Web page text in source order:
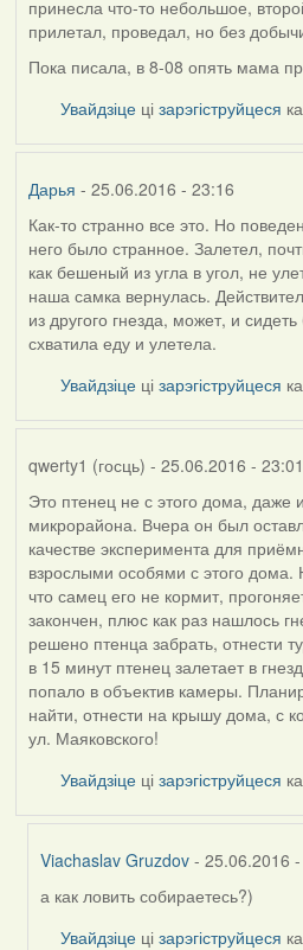
принесла что-то небольшое,
прилетал, проведал, но без
Пока писала, в 8-08 опять мама
Увайдзіце цізарэгіструйцеся
Дарья - 25.06.2016 - 23:16
Как-то странно все это. Но
него было странное. Залетел,
как бешеный из угла в угол, не
наша самка вернулась.
из другого гнезда, может, и
схватила еду и улетела.
Увайдзіце цізарэгіструйцеся
qwerty1 (госць) - 25.06.2016 - 23:01
Это птенец не с этого дома, даже
микрорайона. Вчера он был
качестве эксперимента для
взрослыми особями с этого
что самец его не кормит,
закончен, плюс как раз нашлось
решено птенца забрать, отнести
в 15 минут птенец залетает в
попало в объектив камеры.
найти, отнести на крышу дома, с
ул. Маяковского!
Увайдзіце цізарэгіструйцеся
Viachaslav Gruzdov - 25.06.2016
In
reply
а как ловить собираетесь?)
Увайдзіце цізарэгіструйцеся